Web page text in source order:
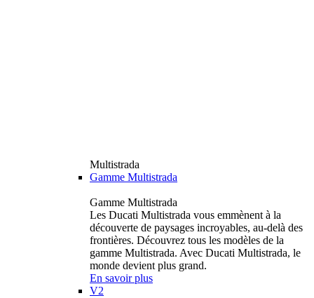
Multistrada
Gamme Multistrada
Gamme Multistrada
Les Ducati Multistrada vous emmènent à la
découverte de paysages incroyables, au-delà des
frontières. Découvrez tous les modèles de la
gamme Multistrada. Avec Ducati Multistrada, le
monde devient plus grand.
En savoir plus
V2